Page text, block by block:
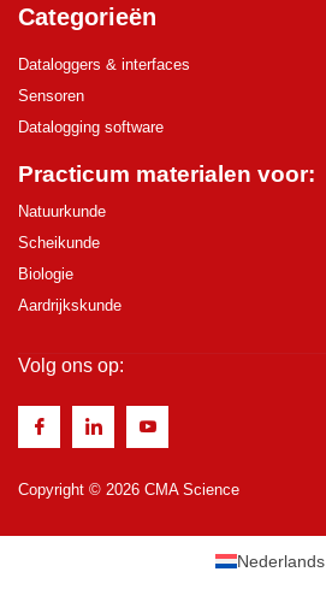
Categorieën
Dataloggers & interfaces
Sensoren
Datalogging software
Practicum materialen voor:
Natuurkunde
Scheikunde
Biologie
Aardrijkskunde
Volg ons op:
Copyright © 2026 CMA Science
Nederlands